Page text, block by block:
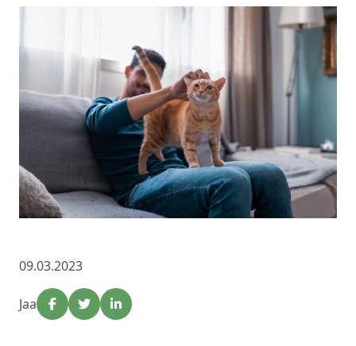
09.03.2023
Jaa